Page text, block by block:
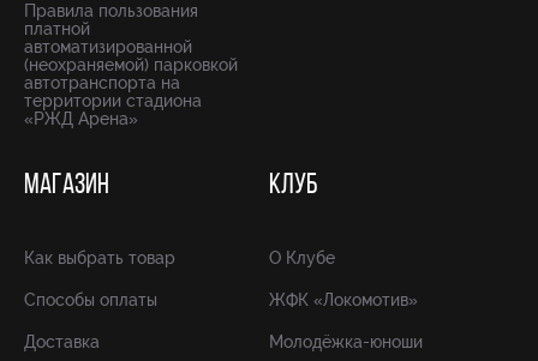
Правила пользования
платной
автоматизированной
(неохраняемой) парковкой
автотранспорта на
территории стадиона
«РЖД Арена»
МАГАЗИН
Как выбрать товар
Способы оплаты
Доставка
КЛУБ
О Клубе
ЖФК «Локомотив»
Молодёжка-юноши